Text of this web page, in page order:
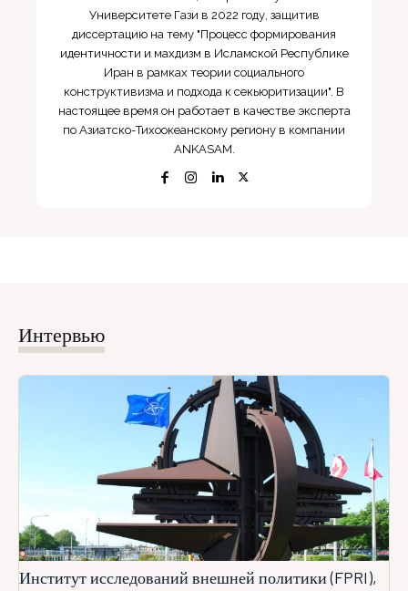
Университете Гази в 2022 году, защитив
диссертацию на тему "Процесс формирования
идентичности и махдизм в Исламской Республике
Иран в рамках теории социального
конструктивизма и подхода к секьюритизации". В
настоящее время он работает в качестве эксперта
по Азиатско-Тихоокеанскому региону в компании
ANKASAM.
Интервью
Институт исследований внешней политики (FPRI),